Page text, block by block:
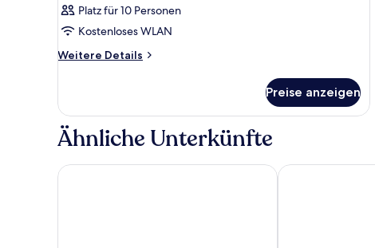
Platz für 10 Personen
Kostenloses WLAN
Weitere Details
Weitere
Preise anzeigen
Ähnliche Unterkünfte
City Hotel Meckenheim Hotel Nord